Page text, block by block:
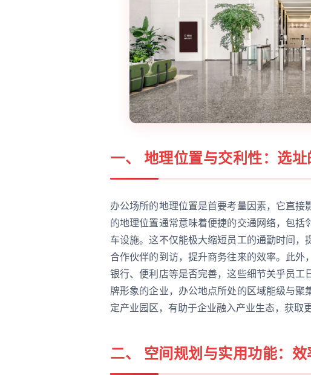
一、 地理位置与交利性：选址
办公场所的地理位置是首要考量因素，它直
的地理位置通常意味着便捷的交通网络，包
车设施。这不仅能极大缩短员工的通勤时间，
合作伙伴的到访，提升商务往来的效率。此外
银行、便利店等是否完善，这些细节关乎员
牌形象的企业，办公地点所处的区域能级与
定产业园区，有助于企业融入产业生态，获取
二、 空间规划与实用功能：